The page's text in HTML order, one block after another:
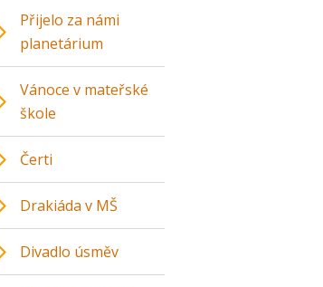
Přijelo za námi
planetárium
Vánoce v mateřské
škole
Čerti
Drakiáda v MŠ
Divadlo úsměv